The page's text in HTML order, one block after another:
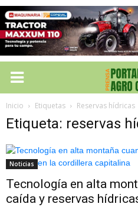
Inicio Etiquetas Reservas hídricas
Etiqueta: reservas
Noticias
Tecnología en alta
caída y reservas